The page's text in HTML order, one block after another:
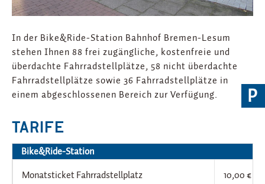
P
In der Bike&Ride-Station Bahnhof Bremen-Lesum
stehen Ihnen 88 frei zugängliche, kostenfreie und
überdachte Fahrradstellplätze, 58 nicht überdachte
Fahrradstellplätze sowie 36 Fahrradstellplätze in
einem abgeschlossenen Bereich zur Verfügung.
TARIFE
Bike&Ride-Station
Monatsticket Fahrradstellplatz
10,00 €